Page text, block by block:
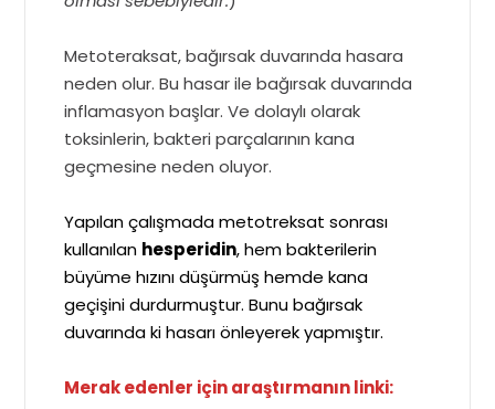
Metoteraksat, bağırsak duvarında hasara
neden olur. Bu hasar ile bağırsak duvarında
inflamasyon başlar. Ve dolaylı olarak
toksinlerin, bakteri parçalarının kana
geçmesine neden oluyor.
Yapılan çalışmada metotreksat sonrası
kullanılan hesperidin, hem bakterilerin
büyüme hızını düşürmüş hemde kana
geçişini durdurmuştur. Bunu bağırsak
duvarında ki hasarı önleyerek yapmıştır.
Merak edenler için araştırmanın linki: